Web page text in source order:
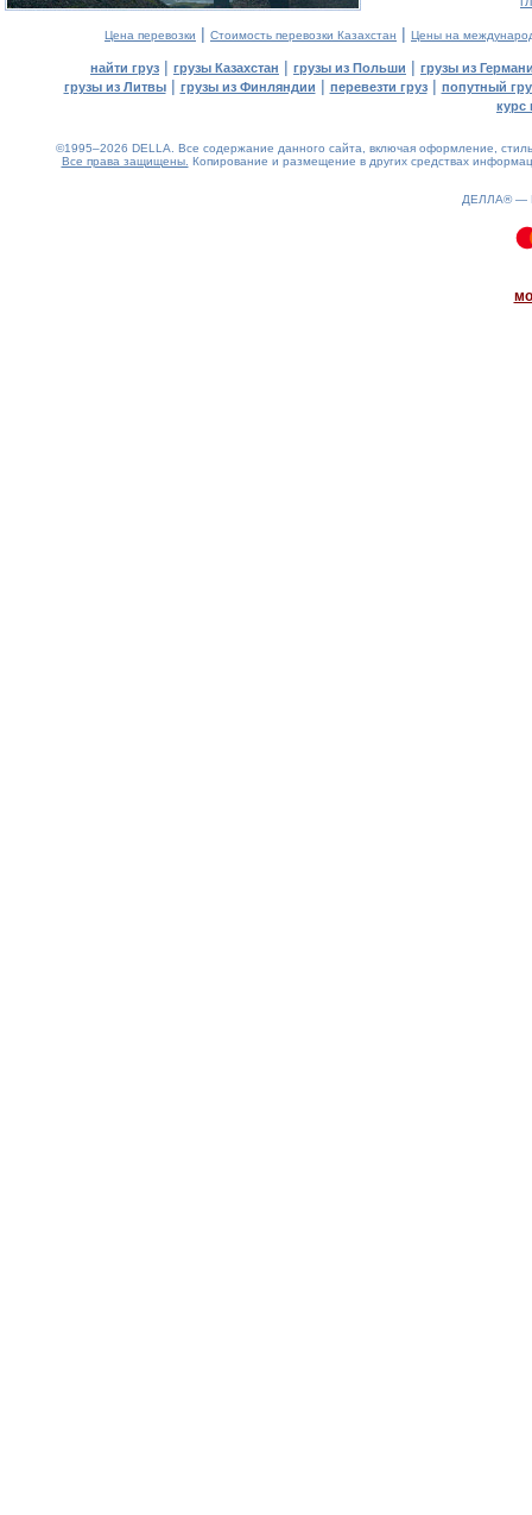
Цена перевозки | Стоимость перевозки Казахстан | Цены на
найти груз | грузы Казахстан | грузы из Польши | грузы из
грузы из Литвы| грузы из Финляндии | перевезти груз| попутный
курс
©1995–2026 DELLA. Все содержание данного сайта, включая оформление,
Все права защищены. Копирование и размещение в других средствах
ДЕЛЛА® —